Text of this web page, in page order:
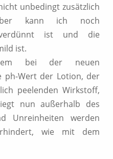
unbedingt zusätzlich
kann ich noch
ist und die
ist.
bei der neuen
ph-Wert der Lotion, der
peelenden Wirkstoff,
nun außerhalb des
Unreinheiten werden
wie mit dem